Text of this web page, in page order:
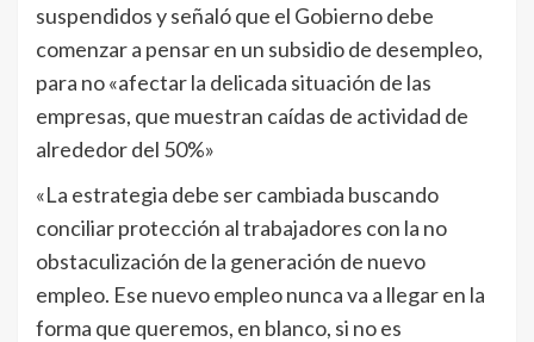
suspendidos y señaló que el Gobierno debe
comenzar a pensar en un subsidio de desempleo,
para no «afectar la delicada situación de las
empresas, que muestran caídas de actividad de
alrededor del 50%»
«La estrategia debe ser cambiada buscando
conciliar protección al trabajadores con la no
obstaculización de la generación de nuevo
empleo. Ese nuevo empleo nunca va a llegar en la
forma que queremos, en blanco, si no es